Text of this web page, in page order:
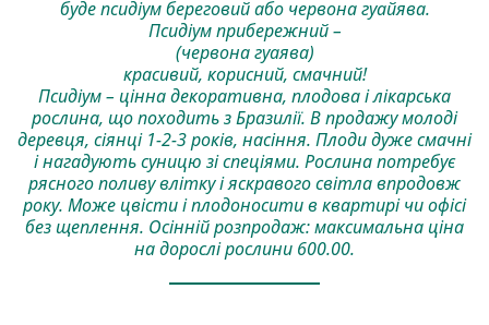
буде псидіум береговий або червона гуайява.
Псидіум прибережний –
(червона гуаява)
красивий, корисний, смачний!
Псидіум – цінна декоративна, плодова і лікарська
рослина, що походить з Бразилії. В продажу молоді
деревця, сіянці 1-2-3 років, насіння. Плоди дуже смачні
і нагадують суницю зі спеціями. Рослина потребує
рясного поливу влітку і яскравого світла впродовж
року. Може цвісти і плодоносити в квартирі чи офісі
без щеплення. Осінній розпродаж: максимальна ціна
на дорослі рослини 600.00.